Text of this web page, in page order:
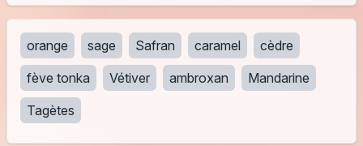
orange sage Safran caramel
cèdre
fève tonka
Vétiver ambroxan
Mandarine
Tagètes